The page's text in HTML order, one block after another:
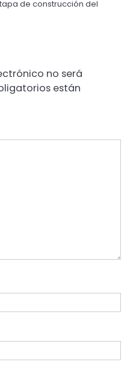
de construcción del
no será
están